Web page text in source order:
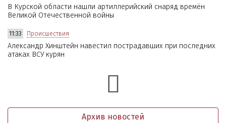
В Курской области нашли артиллерийский снаряд времён
Великой Отечественной войны
11:33 Происшествия
Александр Хинштейн навестил пострадавших при последних
атаках ВСУ курян
Архив новостей